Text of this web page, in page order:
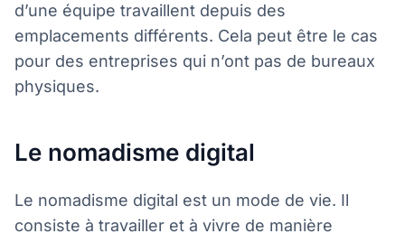
d’une équipe travaillent depuis des
emplacements différents. Cela peut être le cas
pour des entreprises qui n’ont pas de bureaux
physiques.
Le nomadisme digital
Le nomadisme digital est un mode de vie. Il
consiste à travailler et à vivre de manière